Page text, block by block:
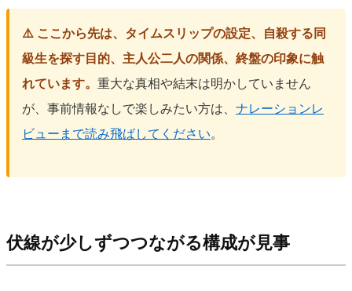
⚠️ ここから先は、タイムスリップの設定、自殺する同
級生を探す目的、主人公二人の関係、終盤の印象に触
れています。 重大な真相や結末は明かしていません
が、事前情報なしで楽しみたい方は、 ナレーションレ
ビューまで読み飛ばしてください。
伏線が少しずつつながる構成が見事